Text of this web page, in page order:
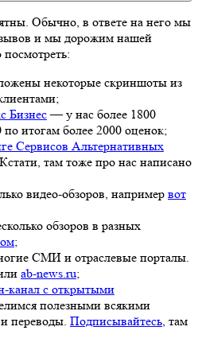
Обычно, в ответе на него мы
и мы дорожим нашей
некоторые скриншоты из
Бизнес— у нас более 1800
итогам более 2000 оценок;
Сервисов Альтернативных
там тоже про нас написано
видео-обзоров, например вот
обзоров в разных
;
СМИ и отраслевые порталы.
ab-news.ru;
канал с открытыми
полезными всякими
переводы. Подписывайтесь, там